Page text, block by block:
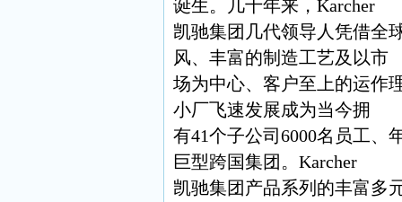
诞生。几十年来，Karcher
凯驰集团几代领导人凭借全
风、丰富的制造工艺及以市
场为中心、客户至上的运作
小厂飞速发展成为当今拥
有41个子公司6000名员工、
巨型跨国集团。Karcher
凯驰集团产品系列的丰富多